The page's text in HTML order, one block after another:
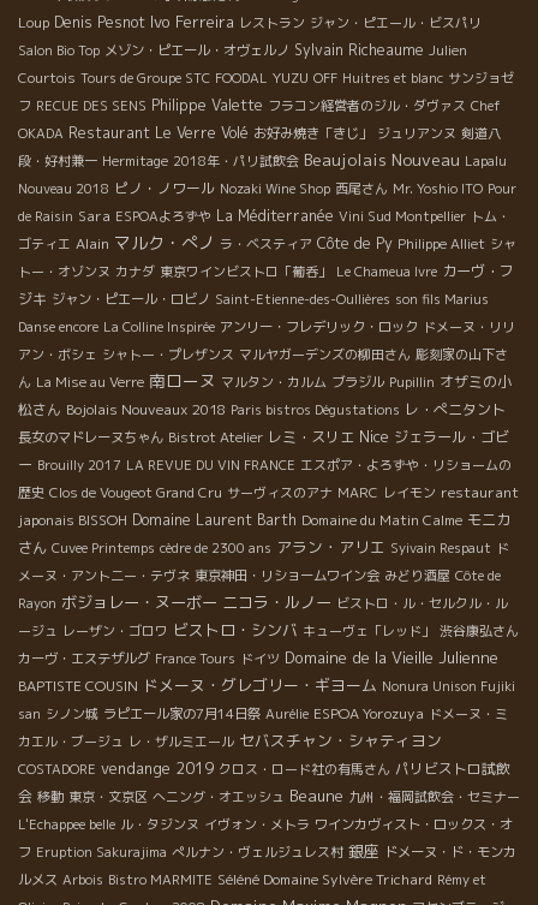
Loup Denis Pesnot Ivo Ferreira レストラン ジャン・ピエール・ビスパリ
Salon Bio Top メゾン・ピエール・オヴェルノ Sylvain Richeaume Julien
Courtois Tours de Groupe STC FOODAL YUZU OFF Huitres et blanc サンジョゼ
フ RECUE DES SENS Philippe Valette フラコン経営者のジル・ダヴァス Chef
OKADA Restaurant Le Verre Volé お好み焼き「きじ」 ジュリアンヌ 剣道八
段・好村兼一 Hermitage 2018年・パリ試飲会 Beaujolais Nouveau Lapalu
Nouveau 2018 ピノ・ノワール Nozaki Wine Shop 西尾さん Mr. Yoshio ITO Pour
de Raisin Sara ESPOAよろずや La Méditerranée Vini Sud Montpellier トム・
ゴティエ Alain マルク・ぺノ ラ・ベスティア Côte de Py Philippe Alliet シャ
トー・オゾンヌ カナダ 東京ワインビストロ「葡呑」 Le Chameua Ivre カーヴ・フ
ジキ ジャン・ピエール・ロビノ Saint-Etienne-des-Oullières son fils Marius
Danse encore La Colline Inspirée アンリー・フレデリック・ロック ドメーヌ・リリ
アン・ボシェ シャトー・プレザンス マルヤガーデンズの柳田さん 彫刻家の山下さ
ん La Mise au Verre 南ローヌ マルタン・カルム ブラジル Pupillin オザミの小
松さん Bojolais Nouveaux 2018 Paris bistros Dégustations レ・ぺニタント
長女のマドレーヌちゃん Bistrot Atelier レミ・スリエ Nice ジェラール・ゴビ
ー Brouilly 2017 LA REVUE DU VIN FRANCE エスポア・よろずや・リショームの
歴史 Clos de Vougeot Grand Cru サーヴィスのアナ MARC レイモン restaurant
japonais BISSOH Domaine Laurent Barth Domaine du Matin Calme モニカ
さん Cuvee Printemps cèdre de 2300 ans アラン・アリエ Syivain Respaut ド
メーヌ・アント二ー・テヴネ 東京神田・リショームワイン会 みどり酒屋 Côte de
Rayon ボジョレー・ヌーボー ニコラ・ルノー ビストロ・ル・セルクル・ル
ージュ レーザン・ゴロワ ビストロ・シンバ キューヴェ「レッド」
渋谷康弘さん
カーヴ・エステザルグ France Tours ドイツ Domaine de la Vieille Julienne
BAPTISTE COUSIN ドメーヌ・グレゴリー・ギヨーム Nonura Unison Fujiki
san シノン城 ラピエール家の7月14日祭 Aurélie ESPOA Yorozuya ドメーヌ・ミ
カエル・ブージュ レ・ザルミエール セバスチャン・シャティヨン
COSTADORE vendange 2019 クロス・ロード社の有馬さん パリビストロ試飲
会 移動 東京・文京区 へニング・オエッシュ Beaune 九州・福岡試飲会・セミナー
L'Echappee belle ル・タジンヌ イヴォン・メトラ ワインカヴィスト・ロックス・オ
フ Eruption Sakurajima ぺルナン・ヴェルジュレス村 銀座 ドメーヌ・ド・モンカ
ルメス Arbois Bistro MARMITE Séléné Domaine Sylvère Trichard Rémy et